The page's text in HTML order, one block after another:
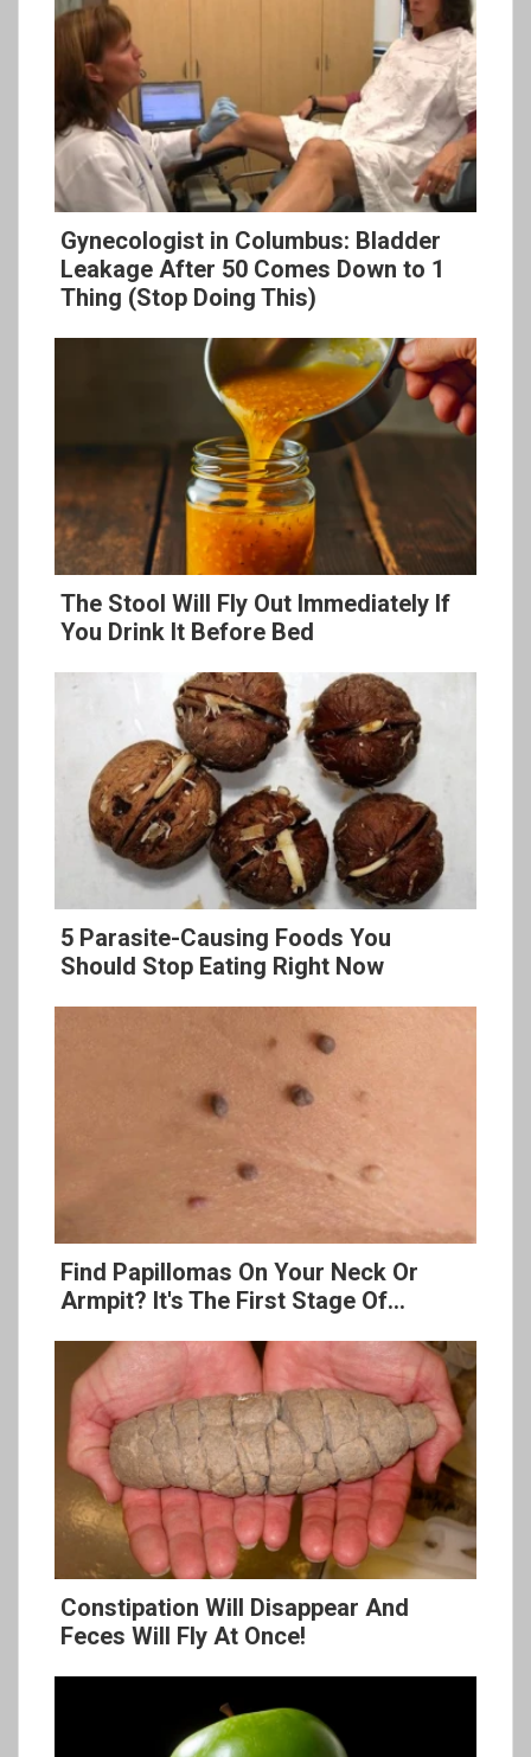
Gynecologist in Columbus: Bladder
Leakage After 50 Comes Down to 1
Thing (Stop Doing This)
The Stool Will Fly Out Immediately If
You Drink It Before Bed
5 Parasite-Causing Foods You
Should Stop Eating Right Now
Find Papillomas On Your Neck Or
Armpit? It's The First Stage Of...
Constipation Will Disappear And
Feces Will Fly At Once!